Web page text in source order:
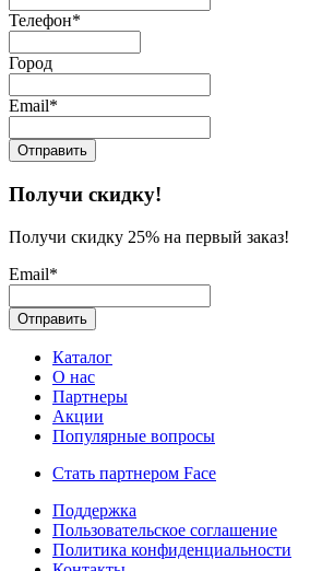
Телефон*
Город
Email*
Получи скидку!
Получи скидку 25% на первый заказ!
Email*
Каталог
О нас
Партнеры
Акции
Популярные вопросы
Стать партнером Face
Поддержка
Пользовательское соглашение
Политика конфиденциальности